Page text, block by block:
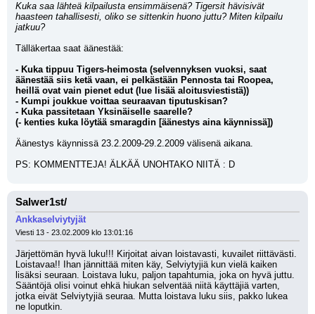
Kuka saa lähteä kilpailusta ensimmäisenä? Tigersit hävisivät
haasteen tahallisesti, oliko se sittenkin huono juttu? Miten kilpailu
jatkuu?
Tälläkertaa saat äänestää:
- Kuka tippuu Tigers-heimosta (selvennyksen vuoksi, saat
äänestää siis ketä vaan, ei pelkästään Pennosta tai Roopea,
heillä ovat vain pienet edut (lue lisää aloitusviestistä))
- Kumpi joukkue voittaa seuraavan tiputuskisan?
- Kuka passitetaan Yksinäiselle saarelle?
(- kenties kuka löytää smaragdin [äänestys aina käynnissä])
Äänestys käynnissä 23.2.2009-29.2.2009 välisenä aikana.
PS: KOMMENTTEJA! ÄLKÄÄ UNOHTAKO NIITÄ : D
Salwer1st/
Ankkaselviytyjät
Viesti 13 - 23.02.2009 klo 13:01:16
Järjettömän hyvä luku!!! Kirjoitat aivan loistavasti, kuvailet riittävästi.
Loistavaa!! Ihan jännittää miten käy, Selviytyjiä kun vielä kaiken
lisäksi seuraan. Loistava luku, paljon tapahtumia, joka on hyvä juttu.
Sääntöjä olisi voinut ehkä hiukan selventää niitä käyttäjiä varten,
jotka eivät Selviytyjiä seuraa. Mutta loistava luku siis, pakko lukea
ne loputkin.